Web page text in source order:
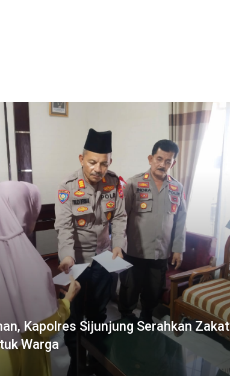
Kapolres Sijunjung Serahkan Zakat
Warga